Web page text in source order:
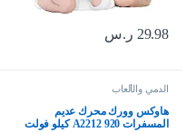
29.98 ر.س
الدمي والألعاب
هاوكس وورك محرك عديم
المسفرات A2212 920 كيلو فولت